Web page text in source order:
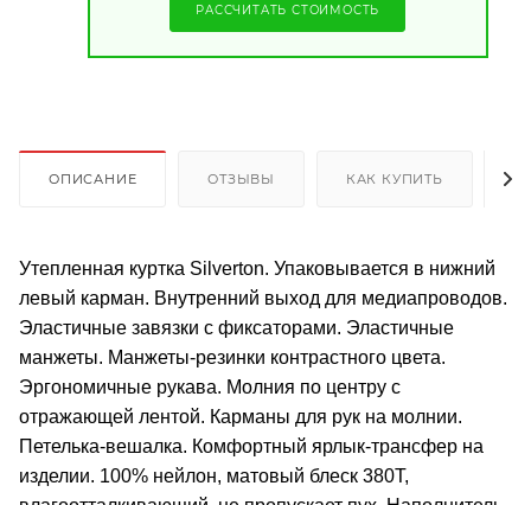
РАССЧИТАТЬ СТОИМОСТЬ
ОПИСАНИЕ ОТЗЫВЫ КАК КУПИТЬ
Утепленная куртка Silverton. Упаковывается в нижний
левый карман. Внутренний выход для медиапроводов.
Эластичные завязки с фиксаторами. Эластичные
манжеты. Манжеты-резинки контрастного цвета.
Эргономичные рукава. Молния по центру с
отражающей лентой. Карманы для рук на молнии.
Петелька-вешалка. Комфортный ярлык-трансфер на
изделии. 100% нейлон, матовый блеск 380Т,